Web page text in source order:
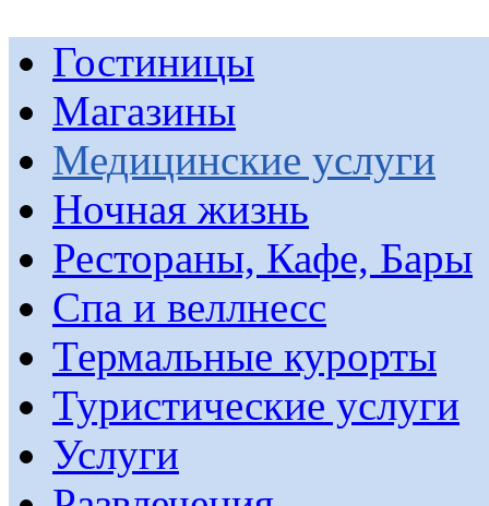
Гостиницы
Магазины
Медицинские услуги
Ночная жизнь
Рестораны, Кафе, Бары
Спа и веллнесс
Термальные курорты
Туристические услуги
Услуги